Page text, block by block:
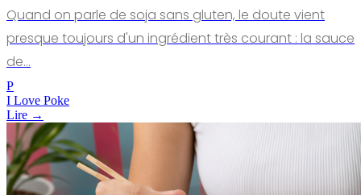
Quand on parle de soja sans gluten, le doute vient
presque toujours d'un ingrédient très courant : la sauce
de…
P
I Love Poke
Lire →